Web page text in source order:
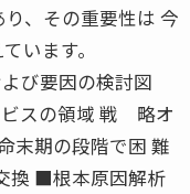
、その重要性は 今
います。
び要因の検討図
スの領域 戦 略オ
末期の段階で困 難
換 ■根本原因解析